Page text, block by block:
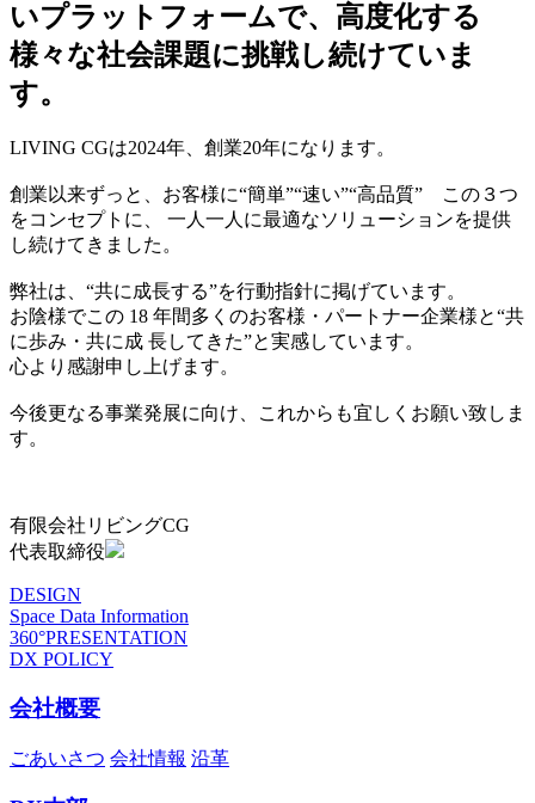
いプラットフォームで、高度化する
様々な社会課題に挑戦し続けていま
す。
LIVING CGは2024年、創業20年になります。
創業以来ずっと、お客様に“簡単”“速い”“高品質” この３つ
をコンセプトに、 一人一人に最適なソリューションを提供
し続けてきました。
弊社は、“共に成長する”を行動指針に掲げています。
お陰様でこの 18 年間多くのお客様・パートナー企業様と“共
に歩み・共に成 長してきた”と実感しています。
心より感謝申し上げます。
今後更なる事業発展に向け、これからも宜しくお願い致しま
す。
有限会社リビングCG
代表取締役
DESIGN
Space Data Information
360°PRESENTATION
DX POLICY
会社概要
ごあいさつ 会社情報 沿革